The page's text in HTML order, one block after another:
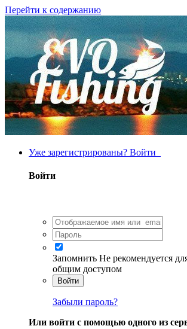
Перейти к содержанию
Уже зарегистрированы? Войти
Войти
Запомнить Не рекомендуется
общим доступом
Войти
Забыли пароль?
Или войти с помощью одного из